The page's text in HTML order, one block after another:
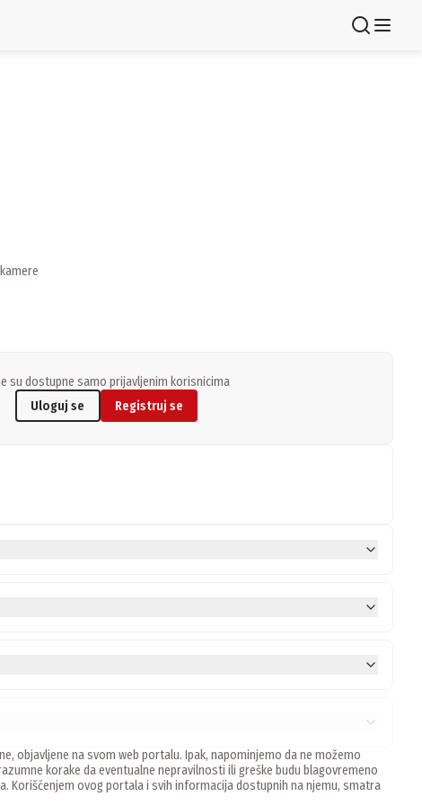
su dostupne samo prijavljenim korisnicima
Uloguj se
Registruj se
objavljene na svom web portalu. Ipak, napominjemo da ne možemo
korake da eventualne nepravilnosti ili greške budu blagovremeno
Korišćenjem ovog portala i svih informacija dostupnih na njemu, smatra